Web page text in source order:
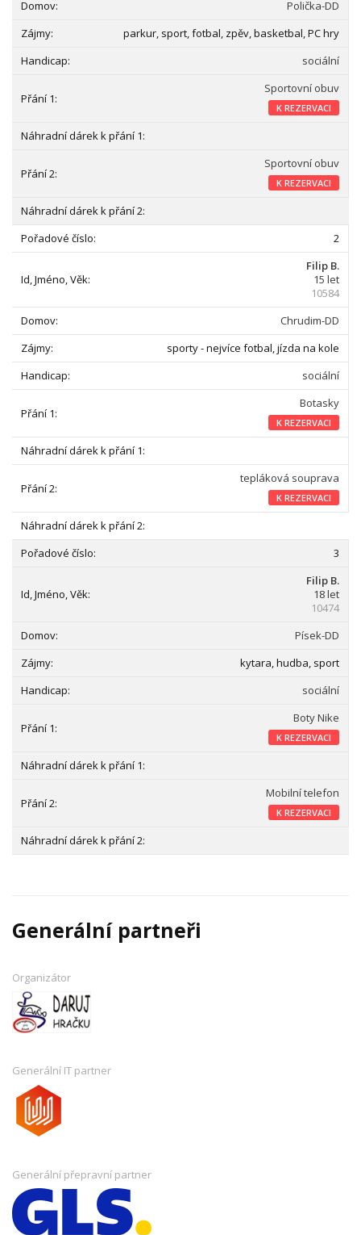
Polička-DD
parkur, sport, fotbal, zpěv, basketbal, PC hry
sociální
Sportovní obuv
K REZERVACI
Sportovní obuv
K REZERVACI
2
Filip B.
15 let
10584
Chrudim-DD
sporty - nejvíce fotbal, jízda na kole
sociální
Botasky
K REZERVACI
tepláková souprava
K REZERVACI
3
Filip B.
18 let
10474
Písek-DD
kytara, hudba, sport
sociální
Boty Nike
K REZERVACI
Mobilní telefon
K REZERVACI
Generální partneři
Organizátor
Generální IT partner
Generální přepravní partner